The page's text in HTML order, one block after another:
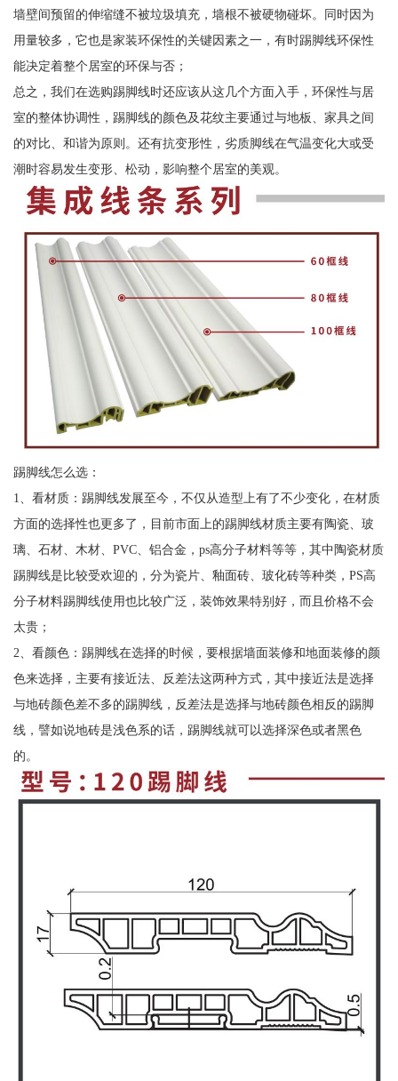
墙壁间预留的伸缩缝不被垃圾填充，墙根不被硬物碰坏。同时因为
用量较多，它也是家装环保性的关键因素之一，有时踢脚线环保性
能决定着整个居室的环保与否；
总之，我们在选购踢脚线时还应该从这几个方面入手，环保性与居
室的整体协调性，踢脚线的颜色及花纹主要通过与地板、家具之间
的对比、和谐为原则。还有抗变形性，劣质脚线在气温变化大或受
潮时容易发生变形、松动，影响整个居室的美观。
踢脚线怎么选：
1、看材质：踢脚线发展至今，不仅从造型上有了不少变化，在材质
方面的选择性也更多了，目前市面上的踢脚线材质主要有陶瓷、玻
璃、石材、木材、PVC、铝合金，ps高分子材料等等，其中陶瓷材质
踢脚线是比较受欢迎的，分为瓷片、釉面砖、玻化砖等种类，PS高
分子材料踢脚线使用也比较广泛，装饰效果特别好，而且价格不会
太贵；
2、看颜色：踢脚线在选择的时候，要根据墙面装修和地面装修的颜
色来选择，主要有接近法、反差法这两种方式，其中接近法是选择
与地砖颜色差不多的踢脚线，反差法是选择与地砖颜色相反的踢脚
线，譬如说地砖是浅色系的话，踢脚线就可以选择深色或者黑色
的。